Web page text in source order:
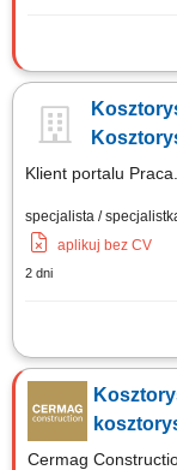
Przygotowywanie
kompletowanie
opracowywanie
Klient portalu
specjalista /
aplikuj bez CV
2 dni
Sporządzanie
podstawie zestawień
sprzętu. Analizowanie
przedmiarów z
Identyfikowanie ryzyk
Cermag